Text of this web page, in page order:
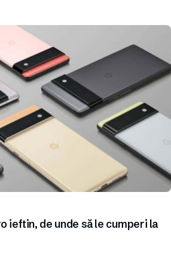
ieftin, de unde să le cumperi la